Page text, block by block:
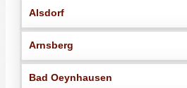
Alsdorf
Arnsberg
Bad Oeynhausen